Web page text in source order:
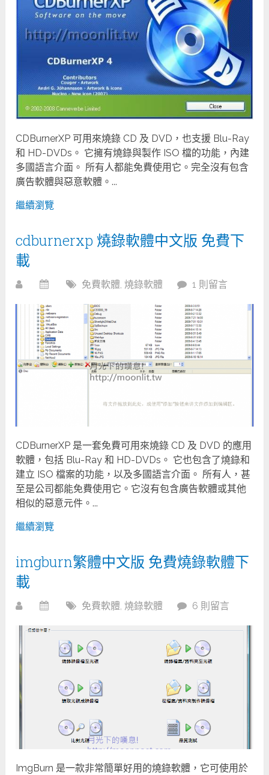
CDBurnerXP 可用來燒錄 CD 及 DVD，也支援 Blu-Ray
和 HD-DVDs。 它擁有燒錄與製作 ISO 檔的功能，內建
多國語言介面。 所有人都能免費使用它。完全沒有包含
廣告軟體與惡意軟體。...
繼續瀏覽
cdburnerxp 燒錄軟體中文版 免費下
載
免費軟體, 燒錄軟體 1 則留言
CDBurnerXP 是一套免費可用來燒錄 CD 及 DVD 的應用
軟體，包括 Blu-Ray 和 HD-DVDs。 它也包含了燒錄和
建立 ISO 檔案的功能，以及多國語言介面。 所有人，甚
至是公司都能免費使用它。它沒有包含廣告軟體或其他
相似的惡意元件。...
繼續瀏覽
imgburn繁體中文版 免費燒錄軟體下
載
免費軟體 燒錄軟體 6 則留言
ImgBurn 是一款非常簡單好用的燒錄軟體，它可使用於